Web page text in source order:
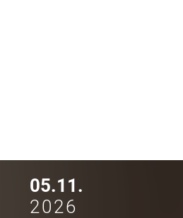
05.11.
2026